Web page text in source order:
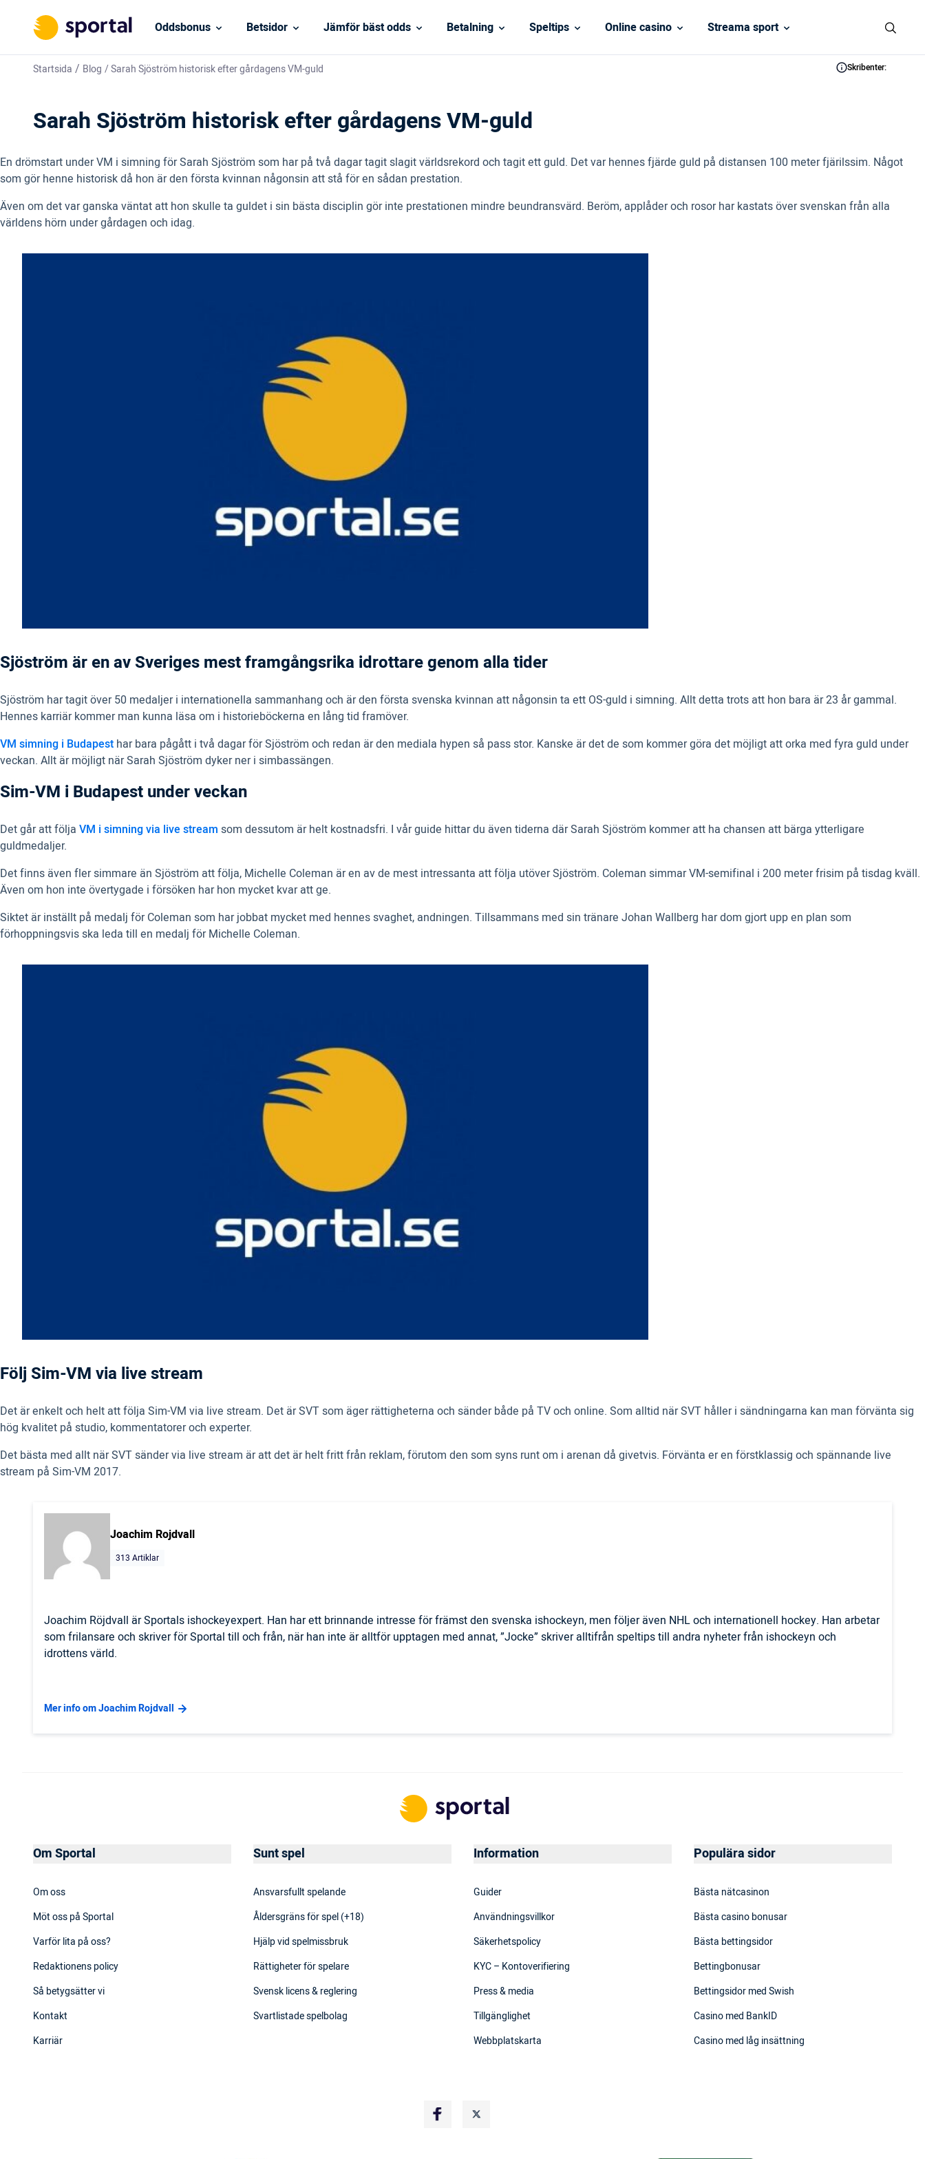
Oddsbonus Betsidor Jämför bäst odds Betalning Speltips Online casino Streama sport
Startsida / Blog /Sarah Sjöström historisk efter gårdagens VM-guld Skribenter:
Sarah Sjöström historisk efter gårdagens VM-guld
En drömstart under VM i simning för Sarah Sjöström som har på två dagar tagit slagit världsrekord och tagit ett guld. Det var hennes fjärde guld på distansen 100 meter fjärilssim. Något
som gör henne historisk då hon är den första kvinnan någonsin att stå för en sådan prestation.
Även om det var ganska väntat att hon skulle ta guldet i sin bästa disciplin gör inte prestationen mindre beundransvärd. Beröm, applåder och rosor har kastats över svenskan från alla
världens hörn under gårdagen och idag.
Sjöström är en av Sveriges mest framgångsrika idrottare genom alla tider
Sjöström har tagit över 50 medaljer i internationella sammanhang och är den första svenska kvinnan att någonsin ta ett OS-guld i simning. Allt detta trots att hon bara är 23 år gammal.
Hennes karriär kommer man kunna läsa om i historieböckerna en lång tid framöver.
VM simning i Budapest har bara pågått i två dagar för Sjöström och redan är den mediala hypen så pass stor. Kanske är det de som kommer göra det möjligt att orka med fyra guld under
veckan. Allt är möjligt när Sarah Sjöström dyker ner i simbassängen.
Sim-VM i Budapest under veckan
Det går att följa VM i simning via live stream som dessutom är helt kostnadsfri. I vår guide hittar du även tiderna där Sarah Sjöström kommer att ha chansen att bärga ytterligare
guldmedaljer.
Det finns även fler simmare än Sjöström att följa, Michelle Coleman är en av de mest intressanta att följa utöver Sjöström. Coleman simmar VM-semifinal i 200 meter frisim på tisdag kväll.
Även om hon inte övertygade i försöken har hon mycket kvar att ge.
Siktet är inställt på medalj för Coleman som har jobbat mycket med hennes svaghet, andningen. Tillsammans med sin tränare Johan Wallberg har dom gjort upp en plan som
förhoppningsvis ska leda till en medalj för Michelle Coleman.
Följ Sim-VM via live stream
Det är enkelt och helt att följa Sim-VM via live stream. Det är SVT som äger rättigheterna och sänder både på TV och online. Som alltid när SVT håller i sändningarna kan man förvänta sig
hög kvalitet på studio, kommentatorer och experter.
Det bästa med allt när SVT sänder via live stream är att det är helt fritt från reklam, förutom den som syns runt om i arenan då givetvis. Förvänta er en förstklassig och spännande live
stream på Sim-VM 2017.
Joachim Rojdvall
313 Artiklar
Joachim Röjdvall är Sportals ishockeyexpert. Han har ett brinnande intresse för främst den svenska ishockeyn, men följer även NHL och internationell hockey. Han arbetar
som frilansare och skriver för Sportal till och från, när han inte är alltför upptagen med annat, ”Jocke” skriver alltifrån speltips till andra nyheter från ishockeyn och
idrottens värld.
Mer info om Joachim Rojdvall
Om Sportal
Om oss
Möt oss på Sportal
Varför lita på oss?
Redaktionens policy
Så betygsätter vi
Kontakt
Karriär
Sunt spel
Ansvarsfullt spelande
Åldersgräns för spel (+18)
Hjälp vid spelmissbruk
Rättigheter för spelare
Svensk licens & reglering
Svartlistade spelbolag
Information
Guider
Användningsvillkor
Säkerhetspolicy
KYC – Kontoverifiering
Press & media
Tillgänglighet
Webbplatskarta
Populära sidor
Bästa nätcasinon
Bästa casino bonusar
Bästa bettingsidor
Bettingbonusar
Bettingsidor med Swish
Casino med BankID
Casino med låg insättning